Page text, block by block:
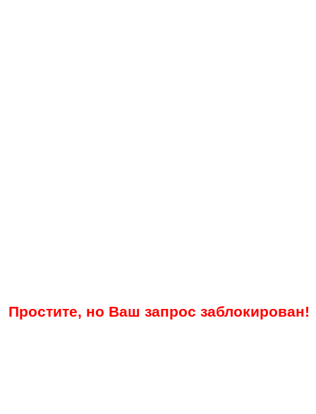
Простите, но Ваш запрос заблокирован!